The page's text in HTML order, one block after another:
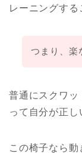
レーニングする
つまり、楽
普通にスクワッ
って自分が正し
この椅子なら